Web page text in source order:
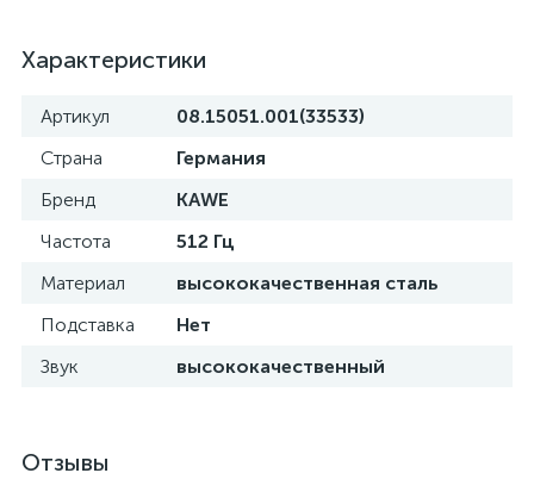
Характеристики
Артикул
08.15051.001(33533)
Страна
Германия
Бренд
KAWE
Частота
512 Гц
Материал
высококачественная сталь
Подставка
Нет
Звук
высококачественный
Отзывы